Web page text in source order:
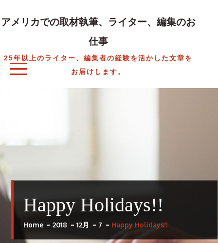
content
アメリカでの取材執筆、ライター、編集のお
仕事
25年以上のライター、編集者の経験を活かした文章を
お届けします。
Happy Holidays!!
Home 2018 12月 7 Happy Holidays!!